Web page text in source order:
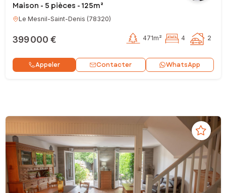
Maison - 5 pièces - 125m²
Le Mesnil-Saint-Denis (78320)
399 000 € 471m² 4 2
Appeler Contacter WhatsApp